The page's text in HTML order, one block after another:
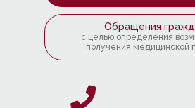
Обращения
с целью определения
получения медицинской